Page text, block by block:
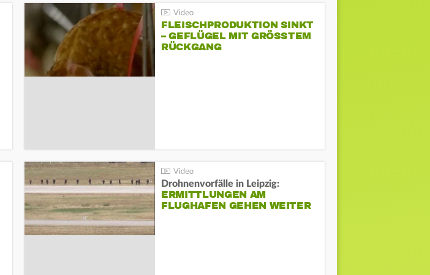
FLEISCHPRODUKTION SINKT
– GEFLÜGEL MIT GRÖSSTEM R
ÜCKGANG
Drohnenvorfälle in Leipzig:
ERMITTLUNGEN AM
FLUGHAFEN GEHEN WEITER